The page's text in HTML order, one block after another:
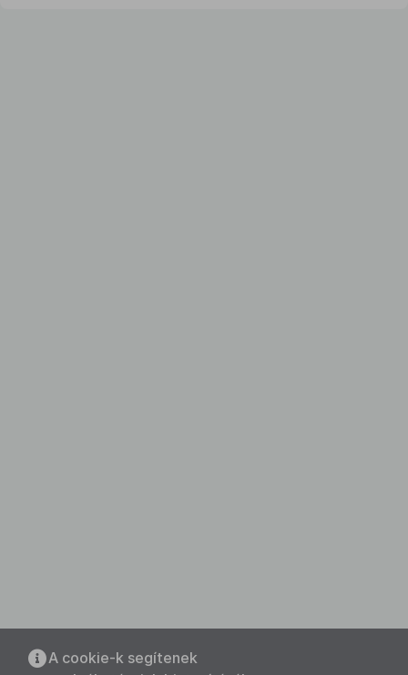
A cookie-k segítenek